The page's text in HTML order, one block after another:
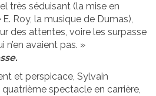
très séduisant (la mise en
Roy, la musique de Dumas),
des attentes, voire les surpasse
avaient pas. »
et perspicace, Sylvain
spectacle en carrière,